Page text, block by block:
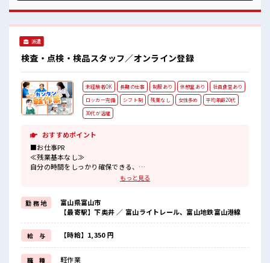
派遣
検査・点検・検品スタッフ／オンライン登録
未経験者OK 長期の仕事 制服あり 休憩室あり
社員食堂あり
ロッカー完備
シフト制 残業なし 女性多め
平均年齢20代
30代が活躍
おすすめポイント
■お仕事PR
≪残業基本なし≫
自分の時間をしっかり確保できる、
≪女性も活躍できる職場≫
もちろん男性の応募も歓迎です！
≪ラクラク制服アリ≫
制服があるので、
毎日の服装の悩み解消♪
≪未経験OKの仕事≫
新しいことにチャレンジするのは不安だけど、
もっと見る
勤 務 地
富山県富山市
【最寄駅】下奥井 ／ 富山ライトレール、富山地鉄富山港線
給 与 【時給】1,350 円
職 種 軽作業